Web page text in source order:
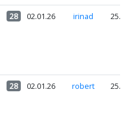
28 02.01.26 irinad
28 02.01.26 robert